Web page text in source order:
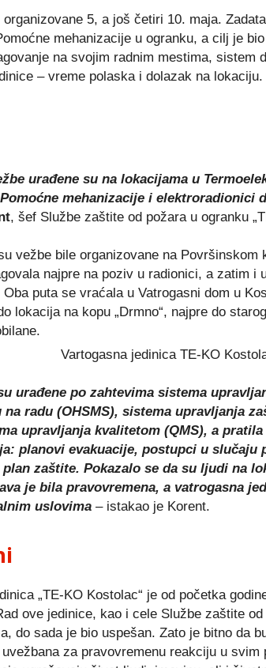
5, a još četiri 10. maja.
mehanizacije u ogranku, a cilј je
na svojim radnim mestima, sistem
– vreme polaska i dolazak na lokaciju.
urađene su na lokacijama u
mehanizacije i elektroradionici
, šef Službe zaštite od požara u ogranku
vežbe bile organizovane na Površinskom
najpre na poziv u radionici, a zatim i
Oba puta se vraćala u Vatrogasni dom u
lokacija na kopu „Drmno“, najpre do
urađene po zahtevima sistema
na radu (OHSMS), sistema upravlјanja
upravlјanja kvalitetom (QMS), a
planovi evakuacije, postupci u slučaju
zaštite. Pokazalo se da su lјudi na
je bila pravovremena, a vatrogasna
uslovima– istakao je Korent.
„TE-KO Kostolac“ je od početka
ove jedinice, kao i cele Službe zaštite
do sada je bio uspešan. Zato je bitno da
uvežbana za pravovremenu reakciju u svim